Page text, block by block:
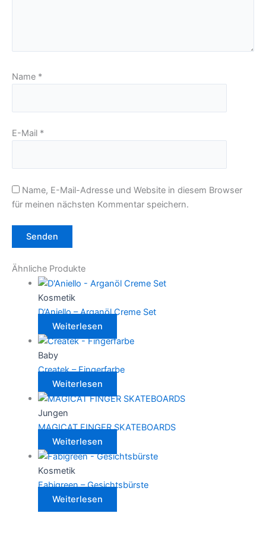
Name *
E-Mail *
Name, E-Mail-Adresse und Website in diesem Browser
für meinen nächsten Kommentar speichern.
Ähnliche Produkte
Kosmetik
D’Aniello – Arganöl Creme Set
Weiterlesen
Baby
Createk – Fingerfarbe
Weiterlesen
Jungen
MAGICAT FINGER SKATEBOARDS
Weiterlesen
Kosmetik
Fabigreen – Gesichtsbürste
Weiterlesen